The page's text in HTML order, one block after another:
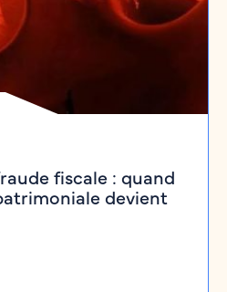
fiscale : quand
devient